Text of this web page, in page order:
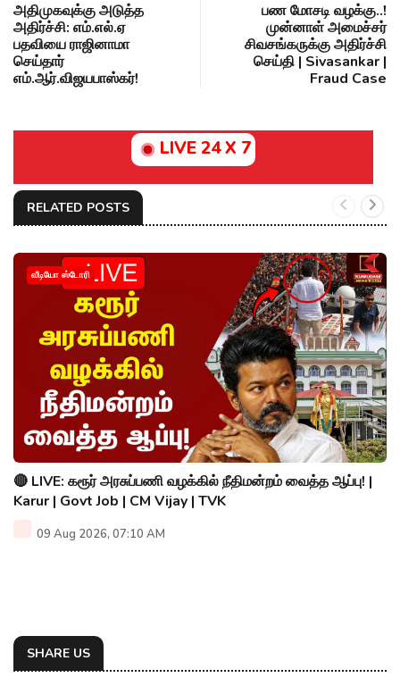
அதிமுகவுக்கு அடுத்த
அதிர்ச்சி: எம்.எல்.ஏ
பதவியை ராஜினாமா
செய்தார்
எம்.ஆர்.விஜயபாஸ்கர்!
பண மோசடி வழக்கு..!
முன்னாள் அமைச்சர்
சிவசங்கருக்கு அதிர்ச்சி
செய்தி | Sivasankar |
Fraud Case
LIVE 24 X 7
RELATED POSTS
வீடியோ ஸ்டோரி
🔴 LIVE: கரூர் அரசுப்பணி வழக்கில் நீதிமன்றம் வைத்த ஆப்பு! |
Karur | Govt Job | CM Vijay | TVK
09 Aug 2026, 07:10 AM
SHARE US